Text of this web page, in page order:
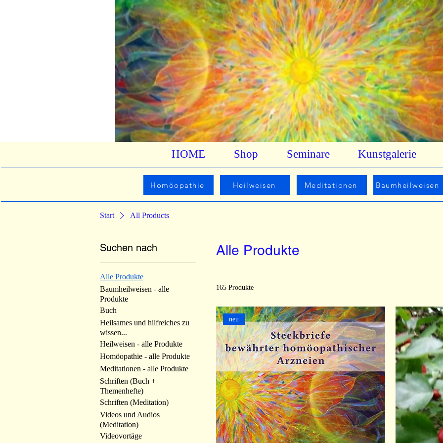
HOME Shop Seminare Kunstgalerie
Homöopathie Heilweisen Meditationen Baumheilweisen
Start All Products
Suchen nach
Alle Produkte
Baumheilweisen - alle
Produkte
Buch
Heilsames und hilfreiches zu
wissen...
Heilweisen - alle Produkte
Homöopathie - alle Produkte
Meditationen - alle Produkte
Schriften (Buch +
Themenhefte)
Schriften (Meditation)
Videos und Audios
(Meditation)
Videovortäge
Alle Produkte
165 Produkte
neu